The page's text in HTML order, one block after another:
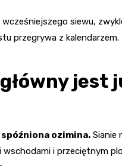
siewu,
przegrywa z kalendarzem.
jest
ozimina. Sianie
i przeciętnym